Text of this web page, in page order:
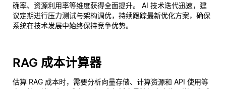
确率、资源利用率等维度获得全面提升。 AI 技术迭代迅速，建
议定期进行压力测试与架构调优，持续跟踪最新优化方案，确保
系统在技术发展中始终保持竞争优势。
RAG 成本计算器
估算 RAG 成本时，需要分析向量存储、计算资源和 API 使用等